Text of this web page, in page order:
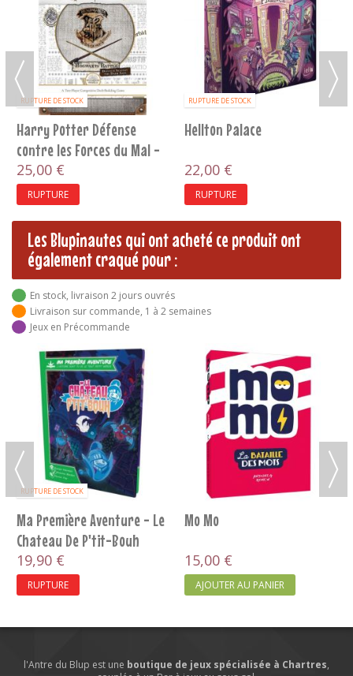
RUPTURE DE STOCK
Harry Potter Défense
contre les Forces du Mal -
Bataille...
25,00 €
RUPTURE
RUPTURE DE STOCK
Hellton Palace
22,00 €
RUPTURE
Les Blupinautes qui ont acheté ce produit ont
également craqué pour :
En stock, livraison 2 jours ouvrés
Livraison sur commande, 1 à 2 semaines
Jeux en Précommande
RUPTURE DE STOCK
Ma Première Aventure - Le
Chateau De P'tit-Bouh
19,90 €
RUPTURE
Mo Mo
15,00 €
AJOUTER AU PANIER
l'Antre du Blup est une boutique de jeux spécialisée à Chartres,